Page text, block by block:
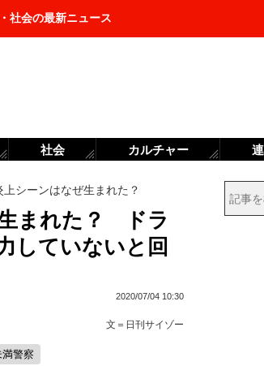
社会の最新ニュース
上シーンはなぜ生まれた？
生まれた？ ドラ
していないと回
2020/07/04 10:30
文＝ 日刊サイゾー
満警察
社会 カルチャー